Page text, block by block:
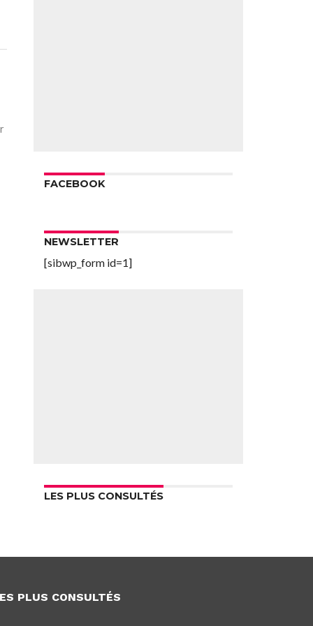
FACEBOOK
NEWSLETTER
[sibwp_form id=1]
LES PLUS CONSULTÉS
PLUS CONSULTÉS